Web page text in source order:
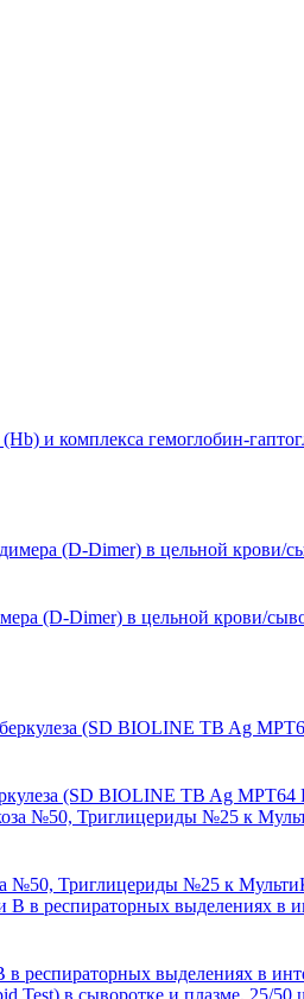
и комплекса гемоглобин-
(D-Dimer) в цельной крови/
(SD BIOLINE TB Ag
Триглицериды №25 к
выделениях в